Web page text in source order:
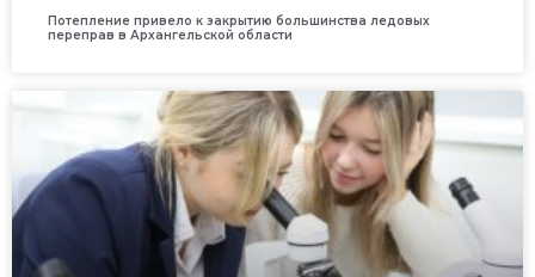
Потепление привело к закрытию большинства ледовых
переправ в Архангельской области